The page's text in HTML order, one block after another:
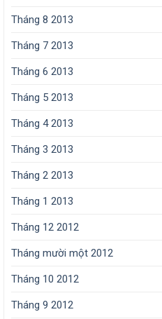
Tháng 8 2013
Tháng 7 2013
Tháng 6 2013
Tháng 5 2013
Tháng 4 2013
Tháng 3 2013
Tháng 2 2013
Tháng 1 2013
Tháng 12 2012
Tháng mười một 2012
Tháng 10 2012
Tháng 9 2012